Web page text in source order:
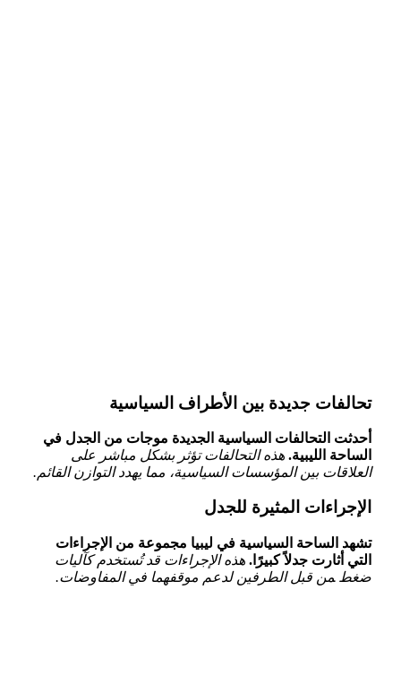
تحالفات جديدة بين الأطراف السياسية
أحدثت التحالفات السياسية​ الجديدة موجات من الجدل في​
الساحة الليبية. هذه التحالفات تؤثر بشكل مباشر على
العلاقات بين المؤسسات السياسية، مما يهدد التوازن القائم.
الإجراءات المثيرة للجدل
تشهد الساحة السياسية في ليبيا مجموعة من الإجراءات
التي ​أثارت جدلاً كبيرًا. هذه الإجراءات قد تُستخدم كآليات
ضغط ‍من قبل الطرفين لدعم موقفهما في المفاوضات.